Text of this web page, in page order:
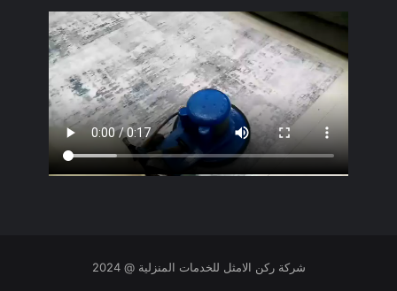
شركة ركن الامثل للخدمات المنزلية @ 2024